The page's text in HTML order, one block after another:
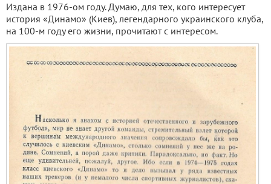
Издана в 1976-ом году. Думаю, для тех, кого интересует
история «Динамо» (Киев), легендарного украинского клуба,
на 100-м году его жизни, прочитают с интересом.